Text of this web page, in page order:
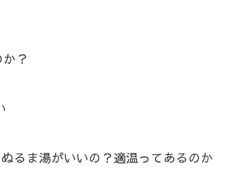
？
るま湯がいいの？適温ってあるのか